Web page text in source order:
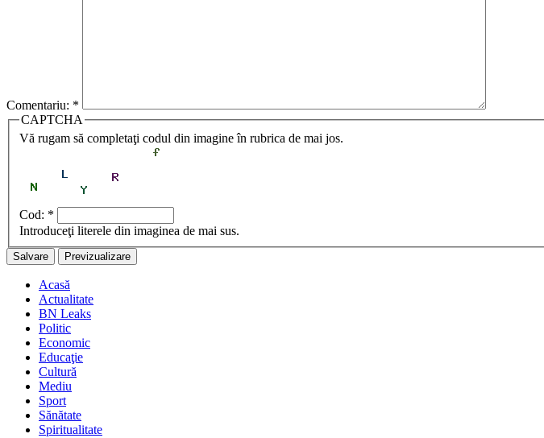
Comentariu: *
CAPTCHA
Vă rugam să completaţi codul din imagine în rubrica de mai jos.
Cod: *
Introduceţi literele din imaginea de mai sus.
Acasă
Actualitate
BN Leaks
Politic
Economic
Educaţie
Cultură
Mediu
Sport
Sănătate
Spiritualitate